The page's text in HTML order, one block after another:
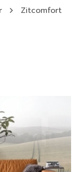
Zitcomfort